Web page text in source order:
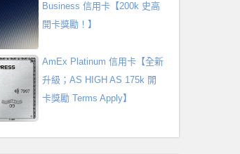
Business 信用卡【200k 史高
開卡獎勵！】
AmEx Platinum 信用卡【全新
升級；AS HIGH AS 175k 開
卡獎勵 Terms Apply】